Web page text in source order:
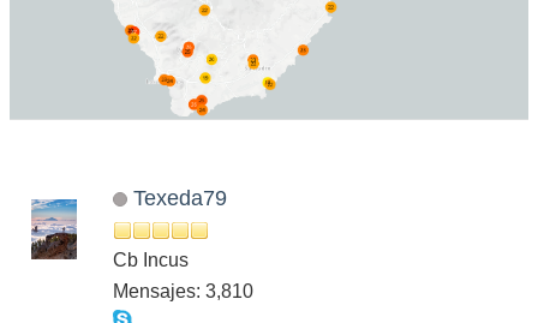
Texeda79
Cb Incus
Mensajes: 3,810